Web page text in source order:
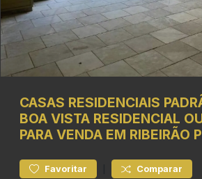
CASAS RESIDENCIAIS
BOA VISTA RESIDENCIAL
PARA VENDA EM RIBEIRÃO
Favoritar Comparar